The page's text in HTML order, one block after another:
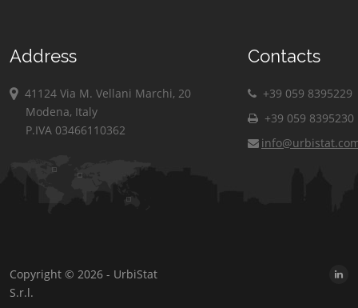
Address
41124 Via M. Vellani Marchi, 20
Modena, Italy
P.IVA 03466110362
Contacts
+39 059 8395229
+39 059 8395230
Copyright © 2026 - UrbiStat
S.r.l.